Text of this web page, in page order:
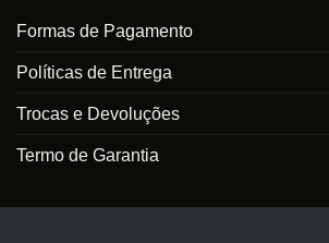
Formas de Pagamento
Políticas de Entrega
Trocas e Devoluções
Termo de Garantia